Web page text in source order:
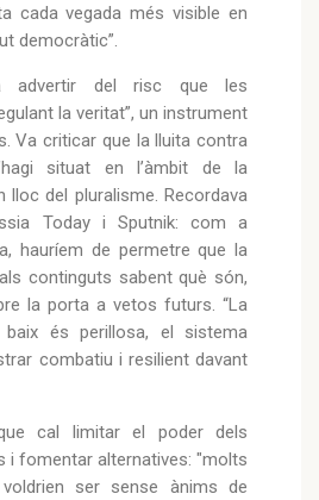
cada vegada més visible en
democràtic”.
advertir del risc que les
la veritat”, un instrument
Va criticar que la lluita contra
situat en l’àmbit de la
lloc del pluralisme. Recordava
Today i Sputnik: com a
hauríem de permetre que la
continguts sabent què són,
la porta a vetos futurs. “La
és perillosa, el sistema
combatiu i resilient davant
cal limitar el poder dels
i fomentar alternatives: "molts
ser sense ànims de